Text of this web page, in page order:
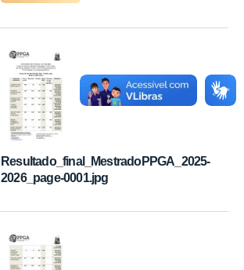
Resultado_final_MestradoPPGA_2025-
2026_page-0001.jpg